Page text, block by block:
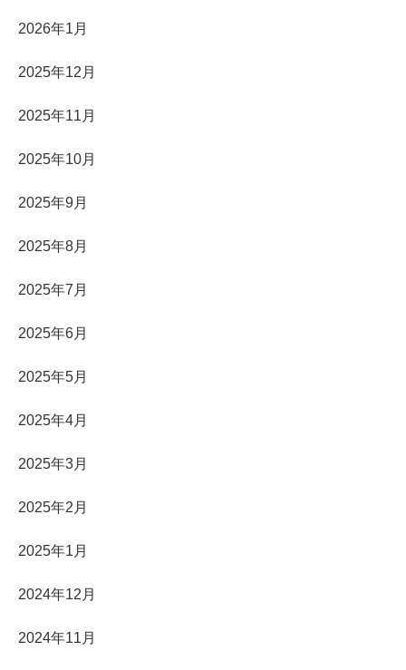
2026年1月
2025年12月
2025年11月
2025年10月
2025年9月
2025年8月
2025年7月
2025年6月
2025年5月
2025年4月
2025年3月
2025年2月
2025年1月
2024年12月
2024年11月